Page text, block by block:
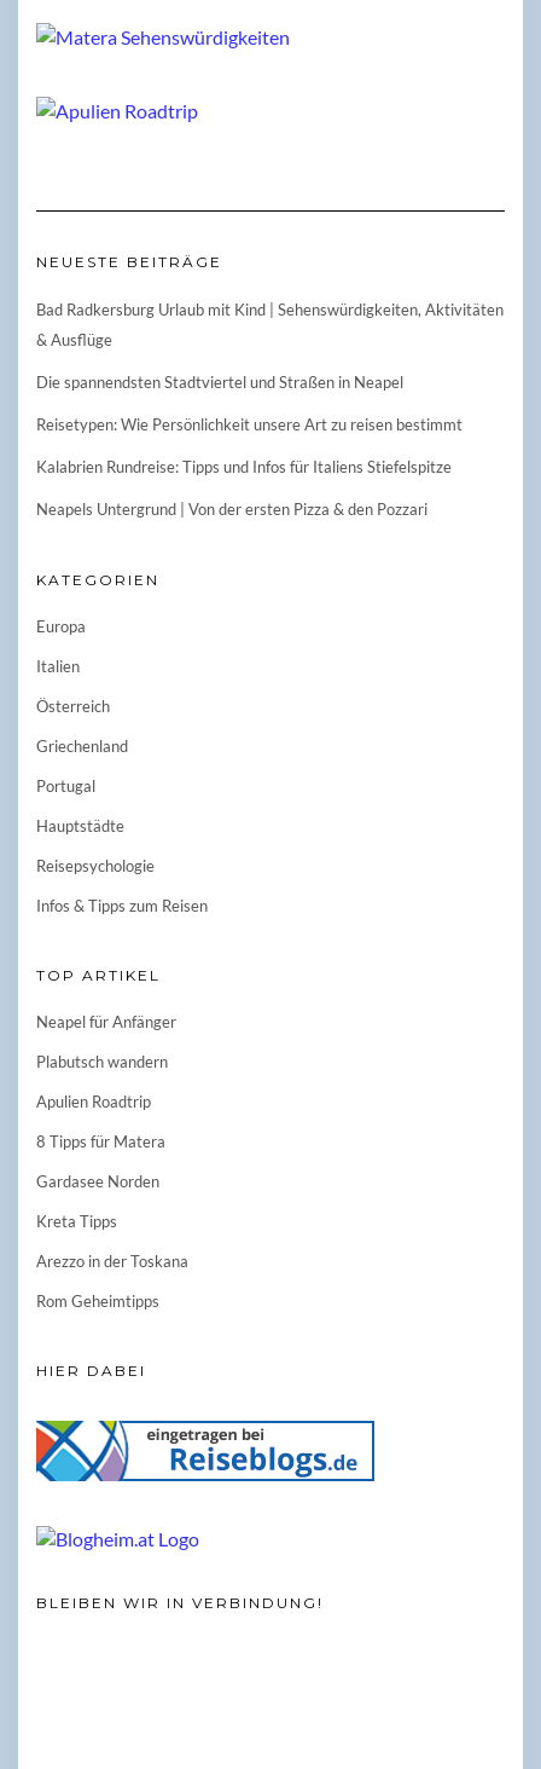
NEUESTE BEITRÄGE
Bad Radkersburg Urlaub mit Kind | Sehenswürdigkeiten, Aktivitäten
& Ausflüge
Die spannendsten Stadtviertel und Straßen in Neapel
Reisetypen: Wie Persönlichkeit unsere Art zu reisen bestimmt
Kalabrien Rundreise: Tipps und Infos für Italiens Stiefelspitze
Neapels Untergrund | Von der ersten Pizza & den Pozzari
KATEGORIEN
Europa
Italien
Österreich
Griechenland
Portugal
Hauptstädte
Reisepsychologie
Infos & Tipps zum Reisen
TOP ARTIKEL
Neapel für Anfänger
Plabutsch wandern
Apulien Roadtrip
8 Tipps für Matera
Gardasee Norden
Kreta Tipps
Arezzo in der Toskana
Rom Geheimtipps
HIER DABEI
BLEIBEN WIR IN VERBINDUNG!